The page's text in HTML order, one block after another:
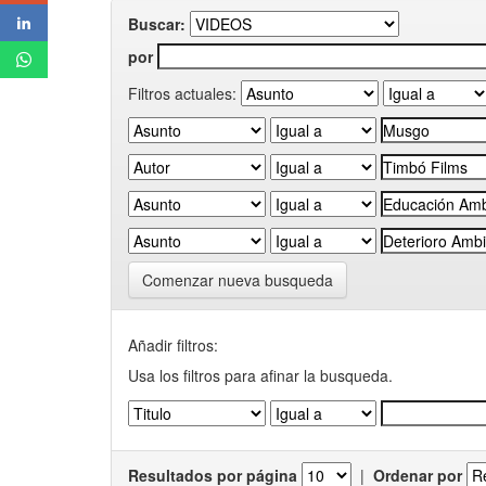
Buscar:
por
Filtros actuales:
Comenzar nueva busqueda
Añadir filtros:
Usa los filtros para afinar la busqueda.
Resultados por página | Ordenar por